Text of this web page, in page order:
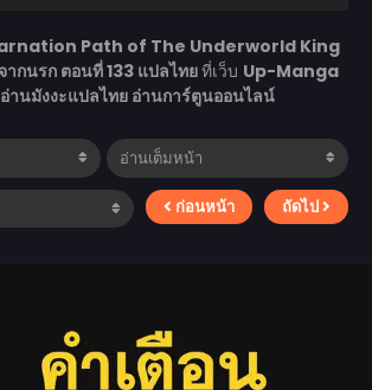
Path of The Underworld King
ากนรก ตอนที่ 133 แปลไทยที่เว็บ Up-Manga
านมังงะแปลไทย อ่านการ์ตูนออนไลน์
ก่อนหน้า ถัดไป